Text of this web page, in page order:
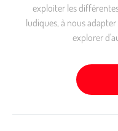
exploiter les
ludiques, à nous
explorer